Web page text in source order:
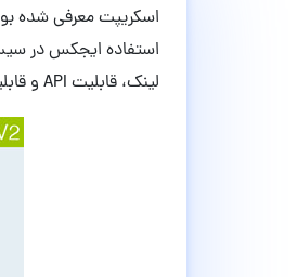
اسکریپت معرفی شده
استفاده ایجکس در
لینک، قابلیت API و قابلیت نمایش لینک درون Frame اشاره نمود.